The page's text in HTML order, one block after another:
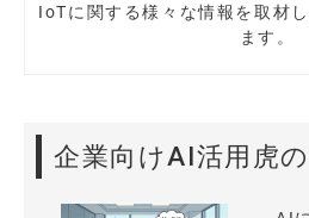
IoTに関する様々な情報を取材
ます。
企業向けAI活用虎